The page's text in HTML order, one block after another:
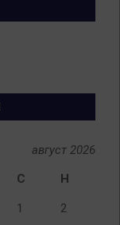
август 2026
С Н
1 2